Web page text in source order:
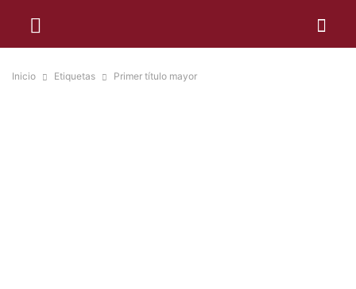
Inicio Etiquetas Primer título mayor